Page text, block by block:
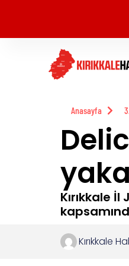
Anasayfa
Kırıkkale
Kırıkkale